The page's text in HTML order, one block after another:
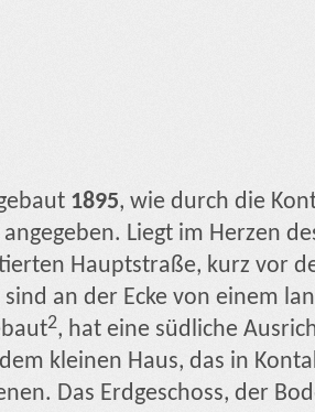
1895, wie durch die
Liegt im Herzen
Hauptstraße, kurz vor
sind an der Ecke von einem
2, hat eine südliche
kleinen Haus, das in
Das Erdgeschoss, der